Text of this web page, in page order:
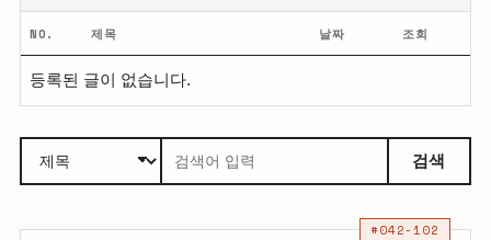
NO. 제목 날짜 조회
등록된 글이 없습니다.
검색
#042-102